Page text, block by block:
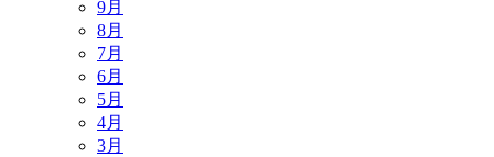
9月
8月
7月
6月
5月
4月
3月